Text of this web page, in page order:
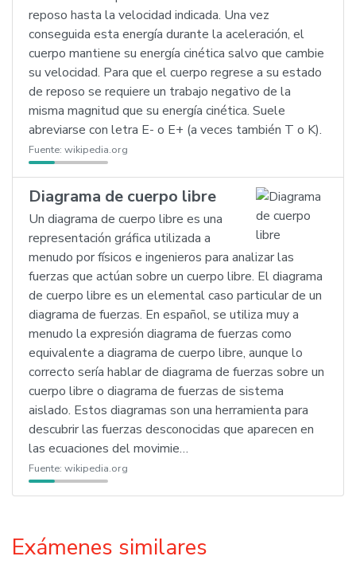
reposo hasta la velocidad indicada. Una vez
conseguida esta energía durante la aceleración, el
cuerpo mantiene su energía cinética salvo que cambie
su velocidad. Para que el cuerpo regrese a su estado
de reposo se requiere un trabajo negativo de la
misma magnitud que su energía cinética. Suele
abreviarse con letra E- o E+ (a veces también T o K).
Fuente: wikipedia.org
Diagrama de cuerpo libre
Un diagrama de cuerpo libre es una
representación gráfica utilizada a
menudo por físicos e ingenieros para analizar las
fuerzas que actúan sobre un cuerpo libre. El diagrama
de cuerpo libre es un elemental caso particular de un
diagrama de fuerzas. En español, se utiliza muy a
menudo la expresión diagrama de fuerzas como
equivalente a diagrama de cuerpo libre, aunque lo
correcto sería hablar de diagrama de fuerzas sobre un
cuerpo libre o diagrama de fuerzas de sistema
aislado. Estos diagramas son una herramienta para
descubrir las fuerzas desconocidas que aparecen en
las ecuaciones del movimie…
Fuente: wikipedia.org
Exámenes similares